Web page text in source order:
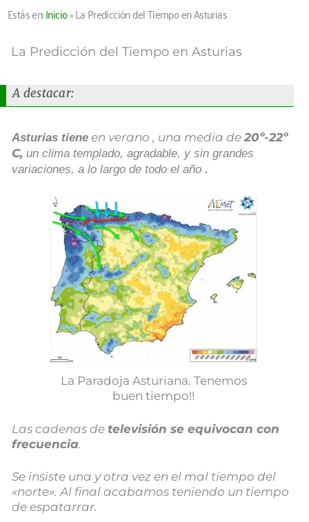
Estás en:Inicio»La Predicción del Tiempo en Asturias
La Predicción del Tiempo en Asturias
A destacar:
Asturias tiene en verano , una media de 20º-22º
C, un clima templado, agradable, y sin grandes
variaciones, a lo largo de todo el año .
La Paradoja Asturiana. Tenemos
buen tiempo!!
Las cadenas de televisión se equivocan con
frecuencia.
Se insiste una y otra vez en el mal tiempo del
«norte». Al final acabamos teniendo un tiempo
de espatarrar.